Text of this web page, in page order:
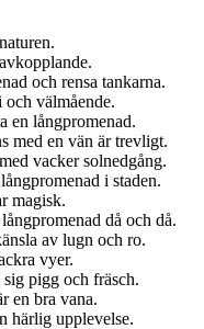
och rensa tankarna.
välmående.
en långpromenad.
med en vän är trevligt.
vacker solnedgång.
i staden.
magisk.
då och då.
av lugn och ro.
vyer.
pigg och fräsch.
en bra vana.
härlig upplevelse.